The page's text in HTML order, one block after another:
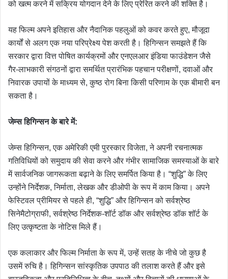
को खत्म करने में सक्रिय योगदान देने के लिए प्रेरित करने की शक्ति है।
यह फिल्म अपने इतिहास और नैदानिक पहलुओं को कवर करते हुए, मौजूदा
कार्यों से अलग एक नया परिप्रेक्ष्य पेश करती है। हिगिन्सन समझते हैं कि
सरकार द्वारा वित्त पोषित कार्यक्रमों और एनएलआर इंडिया फाउंडेशन जैसे
गैर-लाभकारी संगठनों द्वारा समर्थित प्रारंभिक पहचान परीक्षणों, दवाओं और
निवारक उपायों के माध्यम से, कुष्ठ रोग बिना किसी परिणाम के एक बीमारी बन
सकता है।
जेम्स हिगिन्सन के बारे में:
जेम्स हिगिन्सन, एक अमेरिकी एमी पुरस्कार विजेता, ने अपनी रचनात्मक
गतिविधियों को समुदाय की सेवा करने और गंभीर सामाजिक समस्याओं के बारे
में सार्वजनिक जागरूकता बढ़ाने के लिए समर्पित किया है। “शुद्धि” के लिए
उन्होंने निर्देशक, निर्माता, लेखक और डीओपी के रूप में काम किया। अपने
फेस्टिवल प्रीमियर से पहले ही, “शुद्धि” और हिगिन्सन को सर्वश्रेष्ठ
सिनेमैटोग्राफी, सर्वश्रेष्ठ निर्देशक-शॉर्ट डॉक और सर्वश्रेष्ठ डॉक शॉर्ट के
लिए उत्कृष्टता के नोटिस मिले हैं।
एक कलाकार और फिल्म निर्माता के रूप में, उन्हें सतह के नीचे जो कुछ है
उसमें रुचि है। हिगिन्सन सांस्कृतिक उपपाठ की तलाश करते हैं और इसे